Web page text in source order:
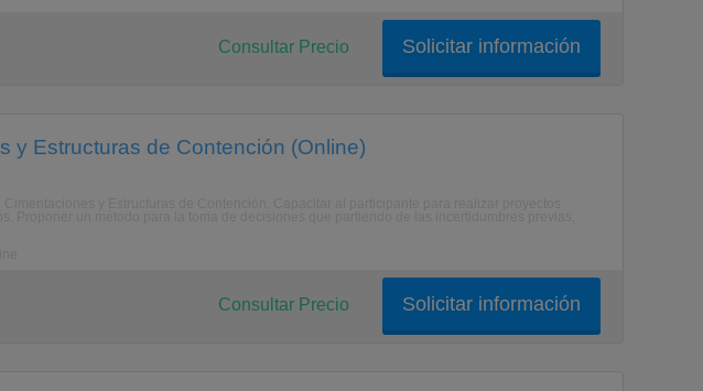
Solicitar información
Consultar Precio
y Estructuras de Contención (Online)
Solicitar información
Consultar Precio